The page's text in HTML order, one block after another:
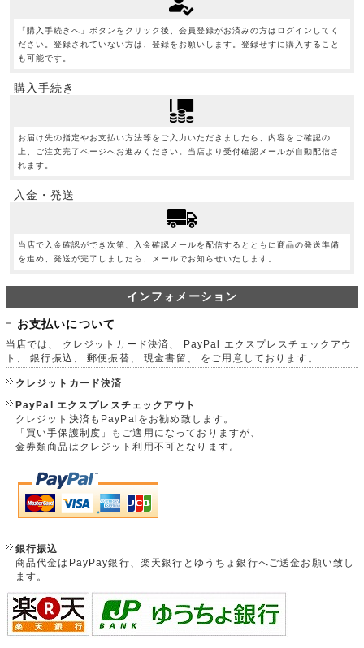
「購入手続きへ」ボタンをクリック後、会員登録がお済みの方はログインしてく
ださい。登録されていない方は、登録をお願いします。登録せずに購入すること
も可能です。
購入手続き
お届け先の指定やお支払い方法等をご入力いただきましたら、内容をご確認の
上、ご注文完了ページへお進みください。当店より受付確認メールが自動配信さ
れます。
入金・発送
当店で入金確認ができ次第、入金確認メールを配信するとともに商品の発送準備
を進め、発送が完了しましたら、メールでお知らせいたします。
インフォメーション
お支払いについて
当店では、 クレジットカード決済、 PayPal エクスプレスチェックアウ
ト、 銀行振込、 郵便振替、 現金書留、 をご用意しております。
クレジットカード決済
PayPal エクスプレスチェックアウト
クレジット決済もPayPalをお勧め致します。
「買い手保護制度」もご適用になっておりますが、
金券類商品はクレジット利用不可となります。
銀行振込
商品代金はPayPay銀行、楽天銀行とゆうちょ銀行へご送金お願い致し
ます。